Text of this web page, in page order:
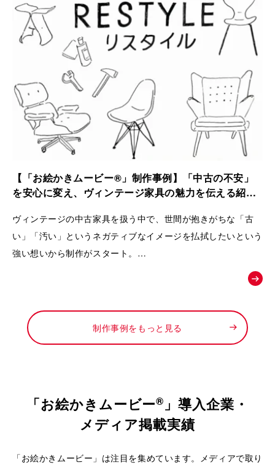
【「お絵かきムービー®」制作事例】「中古の不安」
を安心に変え、ヴィンテージ家具の魅力を伝える紹介
ヴィンテージの中古家具を扱う中で、世間が抱きがちな「古
い」「汚い」というネガティブなイメージを払拭したいという
強い想いから制作がスタート。
徹底したメンテナンスによって生まれる「新品以上の価値」
ンテリアも自由に楽しんでほしい」というお店からの新しい提
案を形にするために依頼されました。
制作事例をもっと見る
「お絵かきムービー® 」導入企業・
メディア掲載実績
「お絵かきムービー」は注目を集めています。メディアで取り